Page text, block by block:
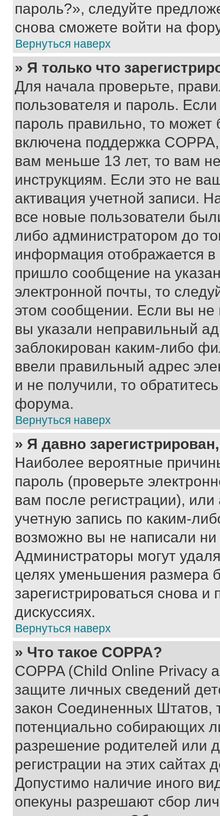
пароль?», следуйте
снова сможете войти на
Вернуться наверх
» Я только что
Для начала проверьте,
пользователя и пароль.
пароль правильно, то может
включена поддержка
вам меньше 13 лет, то вам
инструкциям. Если это не
активация учетной записи.
все новые пользователи
либо администратором до
информация отображается
пришло сообщение на
электронной почты, то
этом сообщении. Если вы
вы указали неправильный
заблокирован каким-либо
ввели правильный адрес
и не получили, то
форума.
Вернуться наверх
» Я давно
Наиболее вероятные
пароль (проверьте
вам после регистрации),
учетную запись по каким-
возможно вы не написали
Администраторы могут
целях уменьшения размера
зарегистрироваться снова и
дискуссиях.
Вернуться наверх
» Что такое COPPA?
COPPA (Child Online Privacy
защите личных сведений
закон Соединенных Штатов,
потенциально собирающих
разрешение родителей или
регистрации на этих сайтах
Допустимо наличие иного
опекуны разрешают сбор